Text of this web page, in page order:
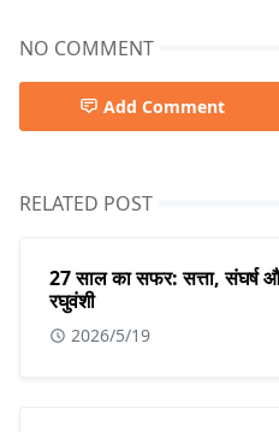
NO COMMENT
Add Comment
RELATED POST
27 साल का सफर: सत्ता, संघर्ष
रघुवंशी
2026/5/19